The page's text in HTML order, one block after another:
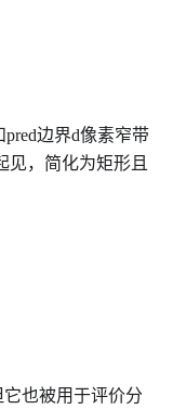
边界d像素窄带
见，简化为矩形且
它也被用于评价分